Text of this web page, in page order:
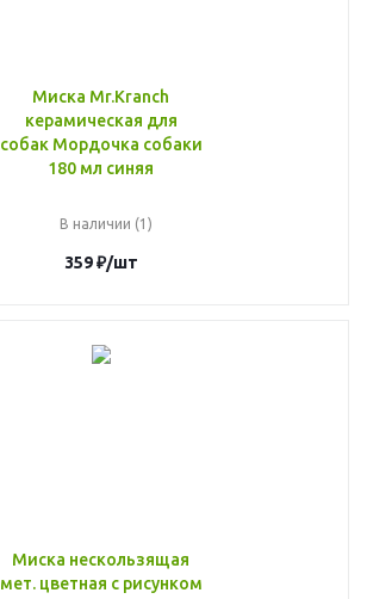
Миска Mr.Kranch
керамическая для
собак Мордочка собаки
180 мл синяя
В наличии (1)
359₽/шт
Миска нескользящая
мет. цветная с рисунком